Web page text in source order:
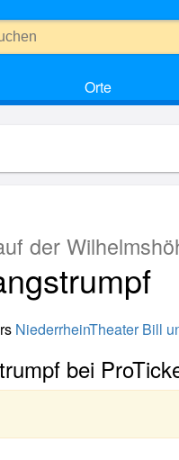
Orte
der
NiederrheinTheater Bill
bei